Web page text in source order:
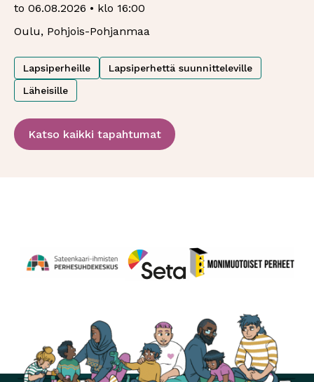
to 06.08.2026 • klo 16:00
Oulu, Pohjois-Pohjanmaa
Lapsiperheille
Lapsiperhettä suunnitteleville
Läheisille
Katso kaikki tapahtumat